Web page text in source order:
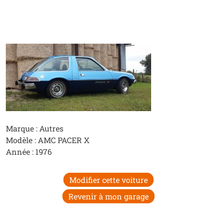
Marque : Autres
Modèle : AMC PACER X
Année : 1976
Modifier cette voiture
Revenir à mon garage